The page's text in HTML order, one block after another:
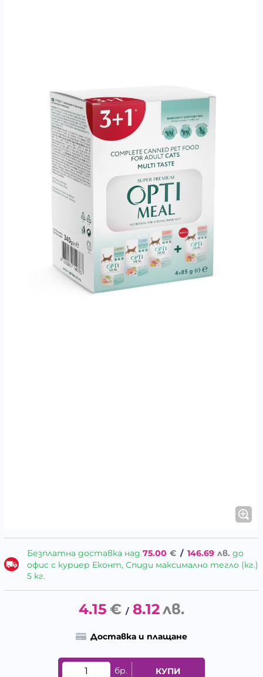
Безплатна доставка над 75.00 € / 146.69 лв. до
офис с куриер Еконт, Спиди максимално тегло (кг.)
5 кг.
4.15 € / 8.12лв.
Доставка и плащане
бр. КУПИ